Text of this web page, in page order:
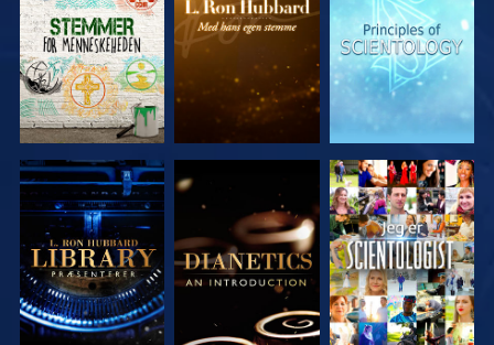
SERIEN
SERIEN
SERIEN
UDFORSK
SERIEN
UDFORSK
SERIEN
SE